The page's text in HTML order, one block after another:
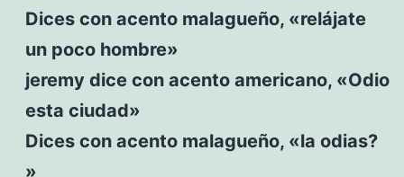
Dices con acento malagueño, «relájate
un poco hombre»
jeremy dice con acento americano, «Odio
esta ciudad»
Dices con acento malagueño, «la odias?
»